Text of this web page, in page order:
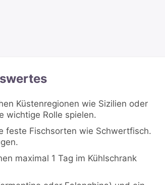
Küstenregionen wie Sizilien oder
wichtige Rolle spielen.
feste Fischsorten wie Schwertfisch.
maximal 1 Tag im Kühlschrank